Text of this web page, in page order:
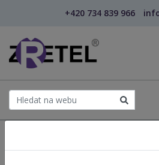
+420 734 839 966